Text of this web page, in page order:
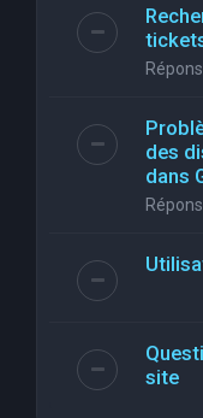
des
dans
site